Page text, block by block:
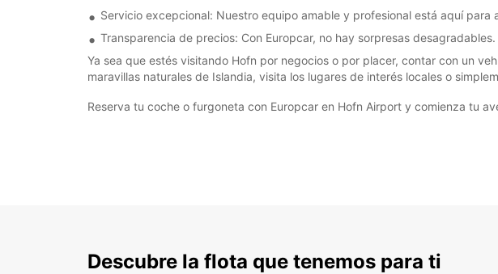
Servicio excepcional: Nuestro equipo amable y profesional está aquí
Transparencia de precios: Con Europcar, no hay sorpresas
Ya sea que estés visitando Hofn por negocios o por placer, contar con un
maravillas naturales de Islandia, visita los lugares de interés locales o
Reserva tu coche o furgoneta con Europcar en Hofn Airport y comienza tu
Descubre la flota que tenemos para ti